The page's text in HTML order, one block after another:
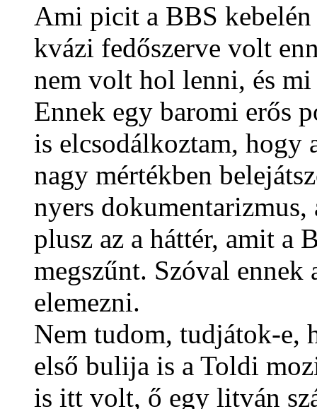
Ami picit a BBS
kvázi fedőszerve volt
nem volt hol lenni, és
Ennek egy baromi erős
is elcsodálkoztam, hogy
nagy mértékben
nyers
plusz az a háttér, amit a
megszűnt. Szóval
elemezni.
Nem tudom, tudjátok-e,
első bulija is a Toldi
is itt volt, ő egy litván